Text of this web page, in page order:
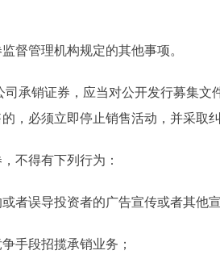
督管理机构规定的其他事项。
司承销证券，应当对公开发行募集
，必须立即停止销售活动，并采取
不得有下列行为：
或者误导投资者的广告宣传或者其他
手段招揽承销业务；